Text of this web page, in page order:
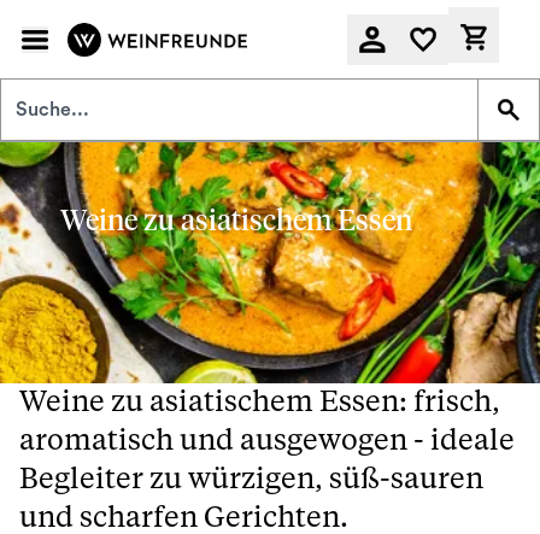
Weine zu asiatischem Essen
Weine zu asiatischem Essen: frisch,
aromatisch und ausgewogen - ideale
Begleiter zu würzigen, süß-sauren
und scharfen Gerichten.